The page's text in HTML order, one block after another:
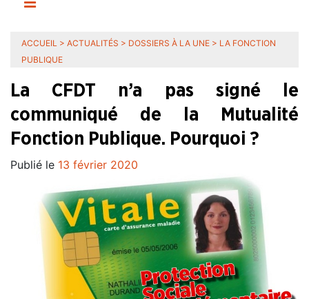
ACCUEIL > ACTUALITÉS > DOSSIERS À LA UNE > LA FONCTION
PUBLIQUE
La CFDT n’a pas signé le
communiqué de la Mutualité
Fonction Publique. Pourquoi ?
Publié le 13 février 2020